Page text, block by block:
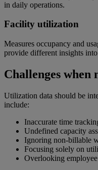
in daily operations.
Facility utilization
Measures occupancy and
provide different insights
Challenges
Utilization data should be
include:
Inaccurate time
Undefined capacity
Ignoring non-billable
Focusing solely on
Overlooking